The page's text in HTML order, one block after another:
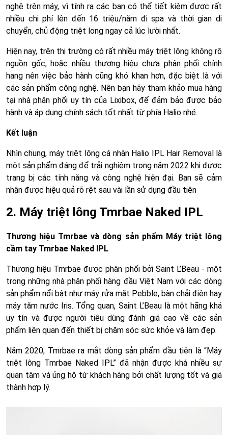
nghệ trên máy, vì tính ra các bạn có thể tiết kiệm được rất
nhiều chi phí lên đến 16 triệu/năm đi spa và thời gian di
chuyển, chủ động triệt long ngay cả lúc lười nhất.
Hiện nay, trên thị trường có rất nhiều máy triệt lông không rõ
nguồn gốc, hoặc nhiều thương hiệu chưa phân phối chính
hang nên việc bảo hành cũng khó khan hơn, đặc biệt là với
các sản phẩm công nghệ. Nên bạn hãy tham khảo mua hàng
tại nhà phân phối uy tín của Lixibox, để đảm bảo được bảo
hành và áp dụng chính sách tốt nhất từ phía Halio nhé.
Kết luận
Nhìn chung, máy triệt lông cá nhân Halio IPL Hair Removal là
một sản phẩm đáng để trải nghiệm trong năm 2022 khi được
trang bị các tính năng và công nghệ hiện đại. Bạn sẽ cảm
nhận được hiệu quả rõ rệt sau vài lần sử dụng đầu tiên
2. Máy triệt lông Tmrbae Naked IPL
Thương hiệu Tmrbae và dòng sản phẩm Máy triệt lông
cầm tay Tmrbae Naked IPL
Thương hiệu Tmrbae được phân phối bởi Saint L’Beau - một
trong những nhà phân phối hàng đầu Việt Nam với các dòng
sản phẩm nổi bật như máy rửa mặt Pebble, bàn chải điện hay
máy tăm nước Iris. Tổng quan, Saint L’Beau là một hãng khá
uy tín và được người tiêu dùng đánh giá cao về các sản
phẩm liên quan đến thiết bị chăm sóc sức khỏe và làm đẹp.
Năm 2020, Tmrbae ra mắt dòng sản phẩm đầu tiên là “Máy
triệt lông Tmrbae Naked IPL” đã nhận được khá nhiều sự
quan tâm và ủng hộ từ khách hàng bởi chất lượng tốt và giá
thành hợp lý.